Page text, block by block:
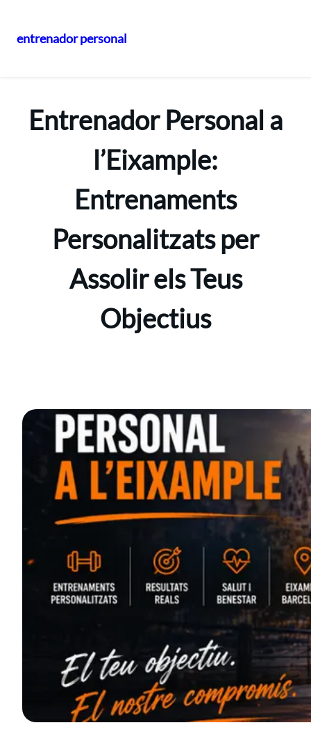
entrenador personal
Entrenador Personal a
l’Eixample:
Entrenaments
Personalitzats per
Assolir els Teus
Objectius